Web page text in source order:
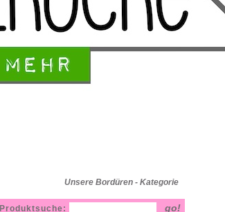
Unsere Bordüren - Kategorie
Produktsuche: